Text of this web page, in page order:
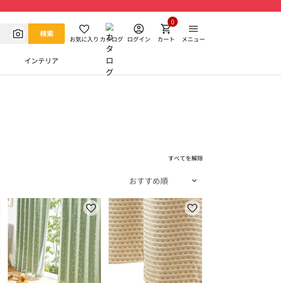
検索
お気に入り カタログ ログイン カート
0
メニュー
インテリア
すべてを解除